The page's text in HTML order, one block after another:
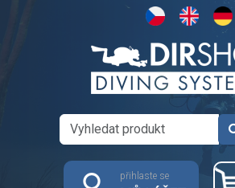
přihlaste se